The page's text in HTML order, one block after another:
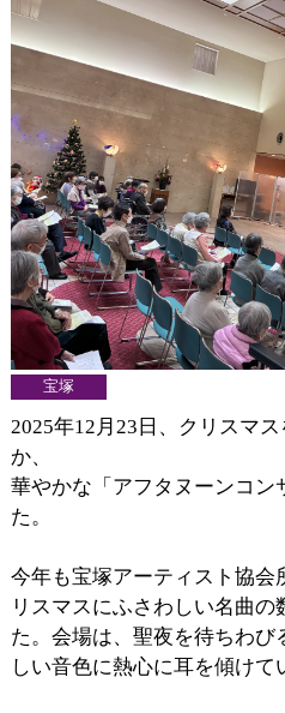
宝塚
2025年12月23日、クリスマ
か、
華やかな「アフタヌーンコン
た。
今年も宝塚アーティスト協会
リスマスにふさわしい名曲
た。会場は、聖夜を待ちわび
しい音色に熱心に耳を傾けて